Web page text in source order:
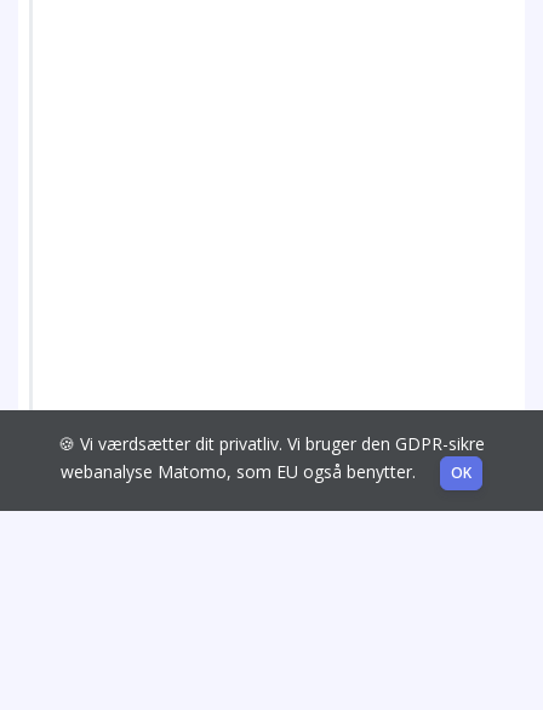
🍪 Vi værdsætter dit privatliv. Vi bruger den GDPR-sikre
webanalyse Matomo, som EU også benytter.
OK